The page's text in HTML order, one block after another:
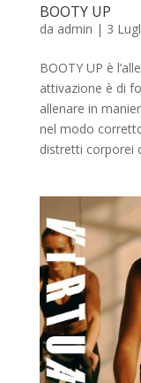
BOOTY UP
da admin | 3
BOOTY UP è
attivazione è di
allenare in
nel modo
distretti corporei